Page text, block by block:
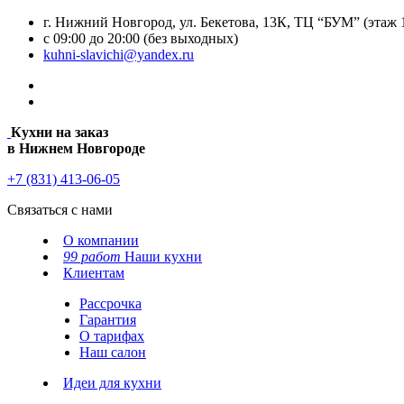
г. Нижний Новгород, ул. Бекетова, 13К, ТЦ “БУМ” (этаж
с 09:00 до 20:00 (без выходных)
kuhni-slavichi@yandex.ru
Кухни на заказ
в Нижнем Новгороде
+7 (831) 413-06-05
Связаться с нами
О компании
99 работ Наши кухни
Клиентам
Рассрочка
Гарантия
О тарифах
Наш салон
Идеи для кухни